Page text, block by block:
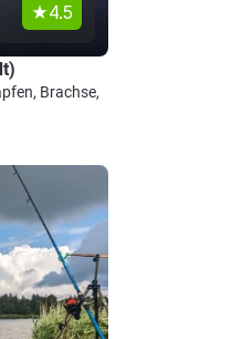
4.5
Brachse,